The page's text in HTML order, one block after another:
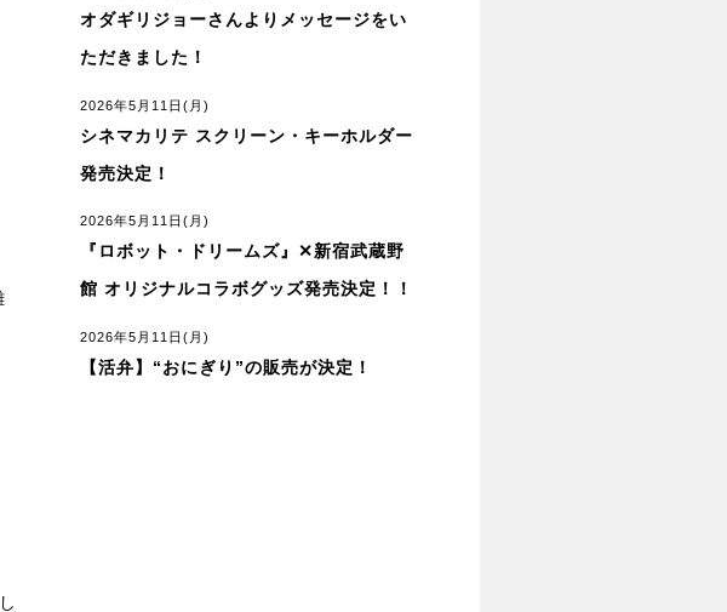
オダギリジョーさんよりメッセージをい
ただきました！
2026年5月11日(月)
シネマカリテ スクリーン・キーホルダー
発売決定！
2026年5月11日(月)
『ロボット・ドリームズ』✕新宿武蔵野
館 オリジナルコラボグッズ発売決定！！
2026年5月11日(月)
【活弁】“おにぎり”の販売が決定！